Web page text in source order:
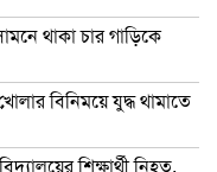
থাকা চার গাড়িকে
বিনিময়ে যুদ্ধ থামাতে
শিক্ষার্থী নিহত,